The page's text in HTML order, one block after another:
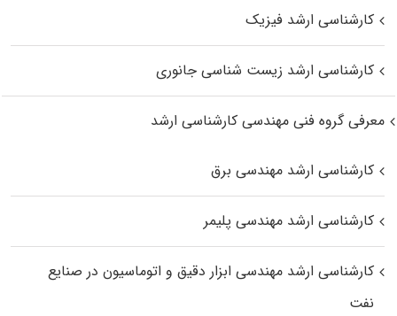
کارشناسی ارشد فیزیک
کارشناسی ارشد زیست‌ شناسی جانوری
معرفی گروه فنی مهندسی کارشناسی ارشد
کارشناسی ارشد مهندسی برق
کارشناسی ارشد مهندسی پلیمر
کارشناسی ارشد مهندسی ابزار دقیق و اتوماسیون در صنایع
نفت